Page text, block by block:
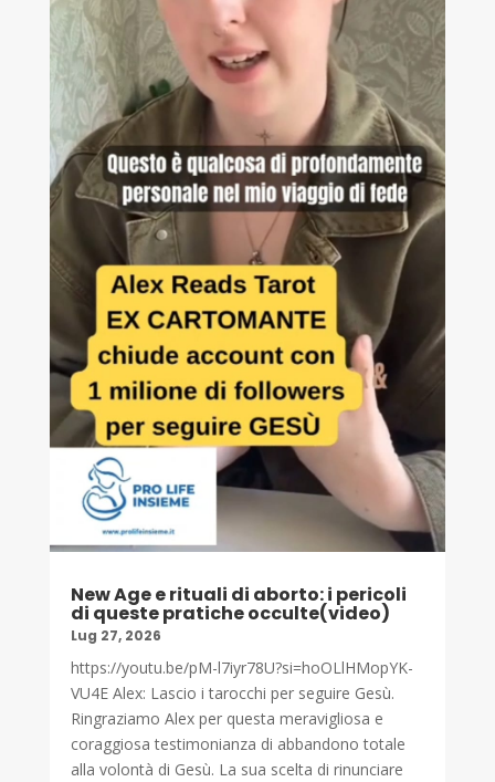
New Age e rituali di aborto: i pericoli
di queste pratiche occulte(video)
Lug 27, 2026
https://youtu.be/pM-l7iyr78U?si=hoOLlHMopYK-
VU4E Alex: Lascio i tarocchi per seguire Gesù.
Ringraziamo Alex per questa meravigliosa e
coraggiosa testimonianza di abbandono totale
alla volontà di Gesù. La sua scelta di rinunciare